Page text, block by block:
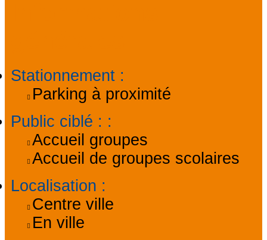
Stationnement :
Parking à proximité
Public ciblé : :
Accueil groupes
Accueil de groupes scolaires
Localisation :
Centre ville
En ville